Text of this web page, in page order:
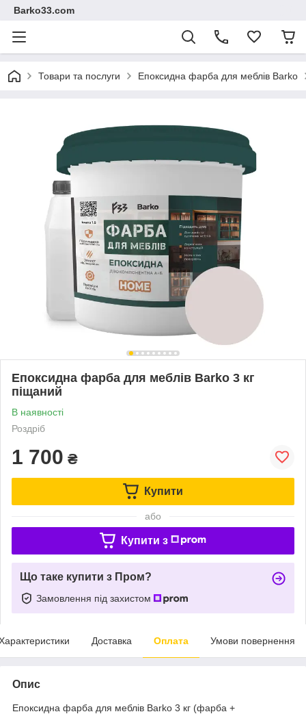
Barko33.com
Товари та послуги Епоксидна фарба для меблів Barko
Епоксидна фарба для меблів Barko 3 кг
піщаний
В наявності
Роздріб
1 700 ₴
Купити
або
Купити з
Що таке купити з Пром?
Замовлення під захистом
Доставка Оплата Умови повернення
Опис
Епоксидна фарба для меблів Barko 3 кг (фарба +